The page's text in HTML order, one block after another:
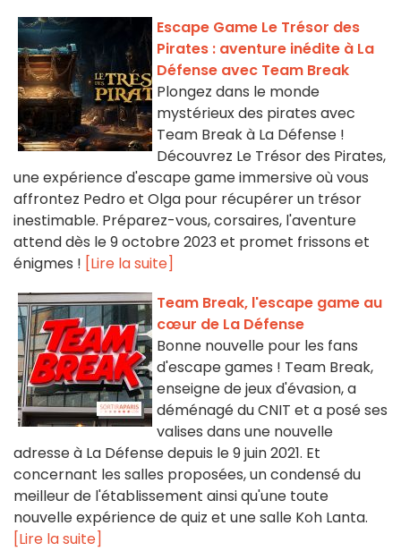
Escape Game Le Trésor des
Pirates : aventure inédite à La
Défense avec Team Break
Plongez dans le monde
mystérieux des pirates avec
Team Break à La Défense !
Découvrez Le Trésor des Pirates,
une expérience d'escape game immersive où vous
affrontez Pedro et Olga pour récupérer un trésor
inestimable. Préparez-vous, corsaires, l'aventure
attend dès le 9 octobre 2023 et promet frissons et
énigmes ! [Lire la suite]
Team Break, l'escape game au
cœur de La Défense
Bonne nouvelle pour les fans
d'escape games ! Team Break,
enseigne de jeux d'évasion, a
déménagé du CNIT et a posé ses
valises dans une nouvelle
adresse à La Défense depuis le 9 juin 2021. Et
concernant les salles proposées, un condensé du
meilleur de l'établissement ainsi qu'une toute
nouvelle expérience de quiz et une salle Koh Lanta.
[Lire la suite]